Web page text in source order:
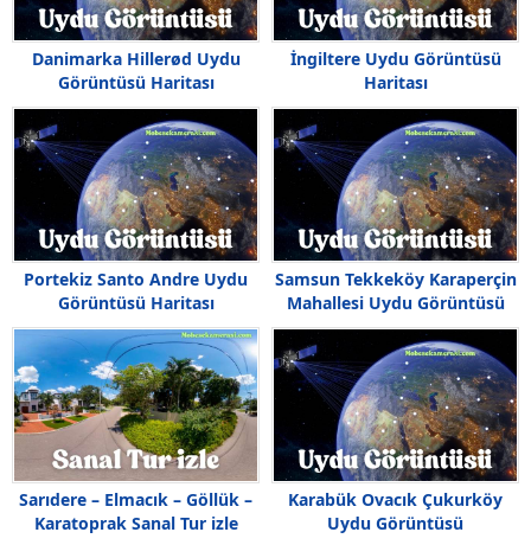
Danimarka Hillerød Uydu
Görüntüsü Haritası
İngiltere Uydu Görüntüsü
Haritası
Portekiz Santo Andre Uydu
Görüntüsü Haritası
Samsun Tekkeköy Karaperçin
Mahallesi Uydu Görüntüsü
Sarıdere – Elmacık – Göllük –
Karatoprak Sanal Tur izle
Karabük Ovacık Çukurköy
Uydu Görüntüsü